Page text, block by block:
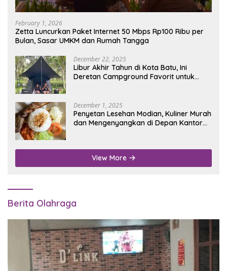
February 1, 2026
Zetta Luncurkan Paket Internet 50 Mbps Rp100 Ribu per
Bulan, Sasar UMKM dan Rumah Tangga
December 22, 2025
Libur Akhir Tahun di Kota Batu, Ini
Deretan Campground Favorit untuk
December 1, 2025
Penyetan Lesehan Modian, Kuliner Murah
dan Mengenyangkan di Depan Kantor
View More
Berita Olahraga